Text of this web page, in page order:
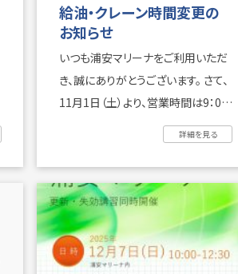
給油・クレーン時間変更の
お知らせ
いつも浦安マリーナをご利用いただ
き、誠にありがとうございます。 さて、
11月1日（土）より、営業時間は9：00
詳細を見る